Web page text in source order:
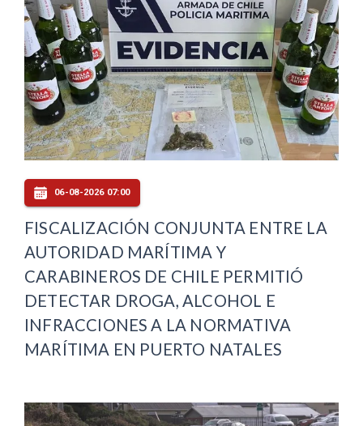
06-08-2026 07:00
FISCALIZACIÓN CONJUNTA ENTRE LA
AUTORIDAD MARÍTIMA Y
CARABINEROS DE CHILE PERMITIÓ
DETECTAR DROGA, ALCOHOL E
INFRACCIONES A LA NORMATIVA
MARÍTIMA EN PUERTO NATALES